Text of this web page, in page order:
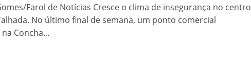
Farol de Notícias Cresce o clima de insegurança no centro
No último final de semana, um ponto comercial
Concha...